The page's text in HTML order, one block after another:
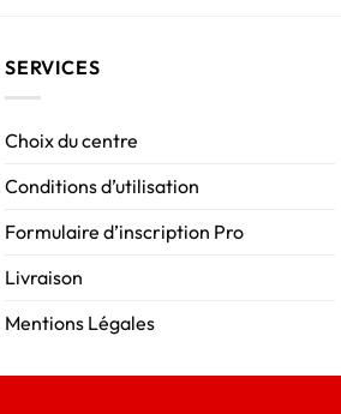
SERVICES
Choix du centre
Conditions d’utilisation
Formulaire d’inscription Pro
Livraison
Mentions Légales